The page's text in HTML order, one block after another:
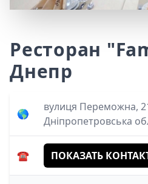
Ресторан
Днепр
🌎
вулиця Переможна,
Дніпропетровська
☎️ ПОКАЗАТЬ